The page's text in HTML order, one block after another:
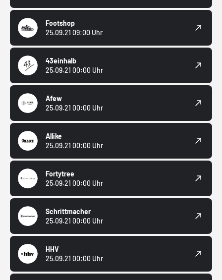
Footshop
25.09.21 09:00 Uhr
43einhalb
25.09.21 00:00 Uhr
Afew
25.09.21 00:00 Uhr
Allike
25.09.21 00:00 Uhr
Fortytree
25.09.21 00:00 Uhr
Schrittmacher
25.09.21 00:00 Uhr
HHV
25.09.21 00:00 Uhr